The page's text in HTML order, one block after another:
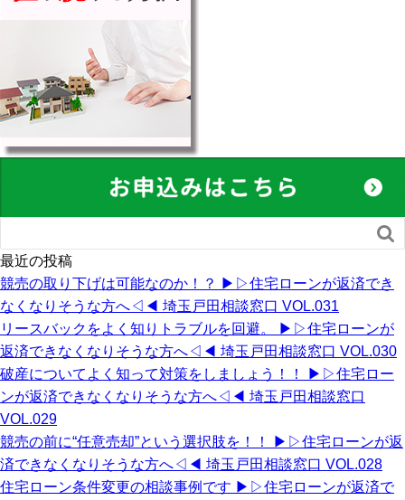

最近の投稿
競売の取り下げは可能なのか！？ ▶︎▷住宅ローンが返済でき
なくなりそうな方へ◁◀︎ 埼玉戸田相談窓口 VOL.031
リースバックをよく知りトラブルを回避。 ▶︎▷住宅ローンが
返済できなくなりそうな方へ◁◀︎ 埼玉戸田相談窓口 VOL.030
破産についてよく知って対策をしましょう！！ ▶︎▷住宅ロー
ンが返済できなくなりそうな方へ◁◀︎ 埼玉戸田相談窓口
VOL.029
競売の前に“任意売却”という選択肢を！！ ▶︎▷住宅ローンが返
済できなくなりそうな方へ◁◀︎ 埼玉戸田相談窓口 VOL.028
住宅ローン条件変更の相談事例です ▶︎▷住宅ローンが返済で